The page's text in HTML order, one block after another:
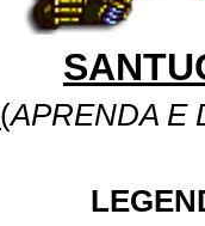
(APRENDA E